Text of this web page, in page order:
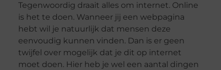
Tegenwoordig draait alles om internet. Online
is het te doen. Wanneer jij een webpagina
hebt wil je natuurlijk dat mensen deze
eenvoudig kunnen vinden. Dan is er geen
twijfel over mogelijk dat je dit op internet
moet doen. Hier heb je wel een aantal dingen